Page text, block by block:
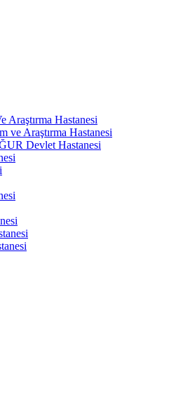
Araştırma Hastanesi
ve Araştırma Hastanesi
Devlet Hastanesi